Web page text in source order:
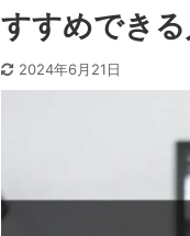
すすめでき
2024年6月21日